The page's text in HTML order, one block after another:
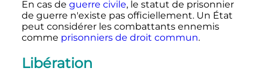
En cas de guerre civile, le statut de prisonnier
de guerre n'existe pas officiellement. Un État
peut considérer les combattants ennemis
comme prisonniers de droit commun.
Libération